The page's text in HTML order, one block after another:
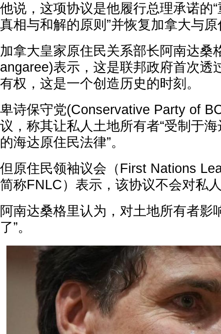
他说，这项协议是他履行总理承诺的“
真相与和解的原则”并恢复加拿大与
加拿大皇家原住民关系部长阿南达桑
angaree)表示，这是联邦政府首次透
有权，这是一个创造历史的时刻。
卑诗保守党(Conservative Party of
议，称其让私人土地所有者“受制于
的海达原住民法律”。
但原住民领袖议会（First Nations
简称FNLC）表示，该协议不会对私
阿南达桑格里认为，对土地所有者影
了”。